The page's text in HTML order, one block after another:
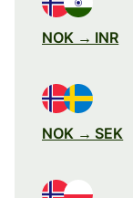
NOK → INR
NOK → SEK